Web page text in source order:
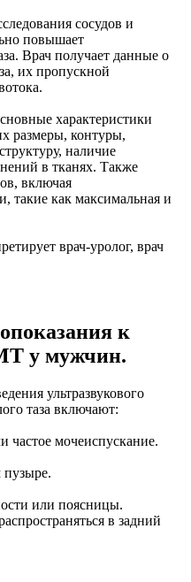
сосудов и
повышает
Врач получает данные о
их пропускной
характеристики
размеры, контуры,
наличие
в тканях. Также
включая
такие как максимальная и
врач-уролог, врач
к
у мужчин.
ультразвукового
таза включают:
частое мочеиспускание.
или поясницы.
в задний